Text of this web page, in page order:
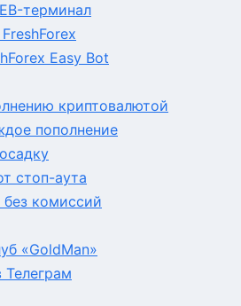
терминал
Easy Bot
криптовалютой
пополнение
стоп-аута
комиссий
«GoldMan»
Телеграм